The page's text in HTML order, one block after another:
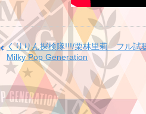
くりりん探検隊!!!/栗林里莉 フル
Milky Pop Generation